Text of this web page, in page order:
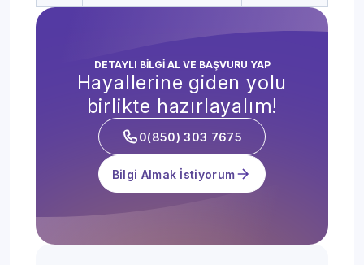
DETAYLI BİLGİ AL VE BAŞVURU YAP
Hayallerine giden yolu
birlikte hazırlayalım!
0(850) 303 7675
Bilgi Almak İstiyorum